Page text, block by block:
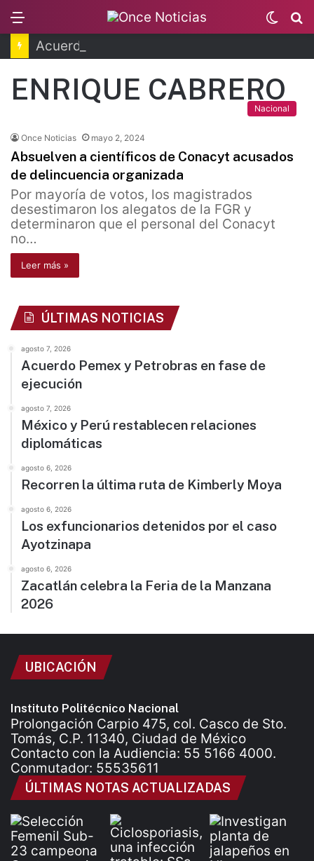
Switch
skin
ENRIQUE CABRERO
Nacional
Once Noticias mayo 2, 2024
Absuelven a científicos de Conacyt acusados
de delincuencia organizada
Por mayoría de votos, los magistrados
desestimaron los alegatos de la FGR y
determinaron que el personal del Conacyt
no…
Leer más »
ÚLTIMAS NOTICIAS
agosto 7, 2026
Acuerdo Pemex y Petrobras en fase de
ejecución
agosto 7, 2026
México y Perú restablecen relaciones
diplomáticas
agosto 6, 2026
Recorren la última ruta de Kimberly Moya
agosto 6, 2026
Los exfuncionarios detenidos por el caso
Ayotzinapa
agosto 6, 2026
Zacatlán celebra la Feria de la Manzana
2026
UBICACIÓN
Instituto Politécnico Nacional
Prolongación Carpio 475, col. Casco de Sto.
Tomás, C.P. 11340, Ciudad de México
Contacto con la Audiencia: 55 5166 4000.
Conmutador: 55535611
ÚLTIMAS NOTAS ACTUALIZADAS